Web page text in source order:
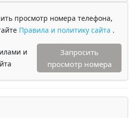
просмотр номера телефона,
Правила и политику сайта .
и
Запросить
просмотр номера